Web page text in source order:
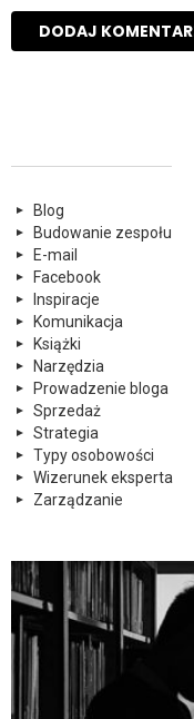
Blog
Budowanie zespołu
E-mail
Facebook
Inspiracje
Komunikacja
Książki
Narzędzia
Prowadzenie bloga
Sprzedaż
Strategia
Typy osobowości
Wizerunek eksperta
Zarządzanie